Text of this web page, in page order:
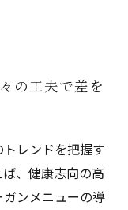
の工夫で差を
レンドを把握す
、健康志向の高
ンメニューの導